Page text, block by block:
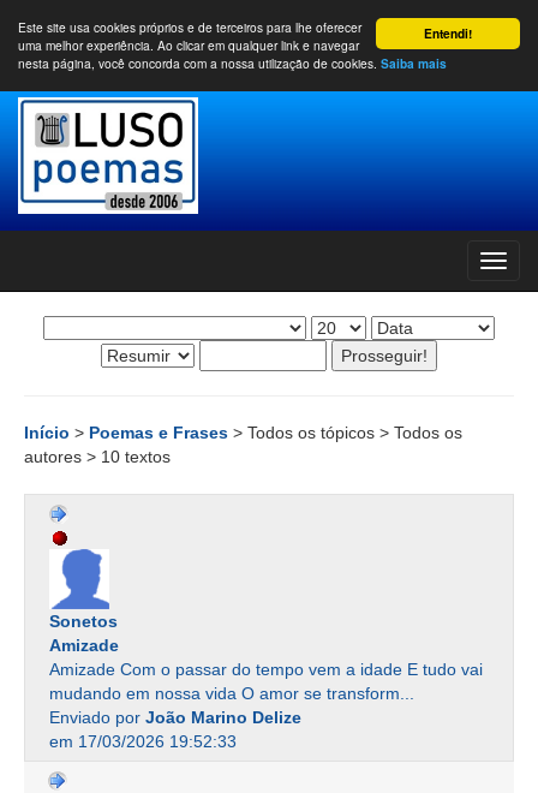
Entendi!
Este site usa cookies próprios e de terceiros para lhe oferecer
uma melhor experiência. Ao clicar em qualquer link e navegar
nesta página, você concorda com a nossa utilização de cookies. Saiba mais
Início > Poemas e Frases > Todos os tópicos > Todos os
autores > 10 textos
Sonetos
Amizade
Amizade Com o passar do tempo vem a idade E tudo vai
mudando em nossa vida O amor se transform...
Enviado por João Marino Delize
em 17/03/2026 19:52:33